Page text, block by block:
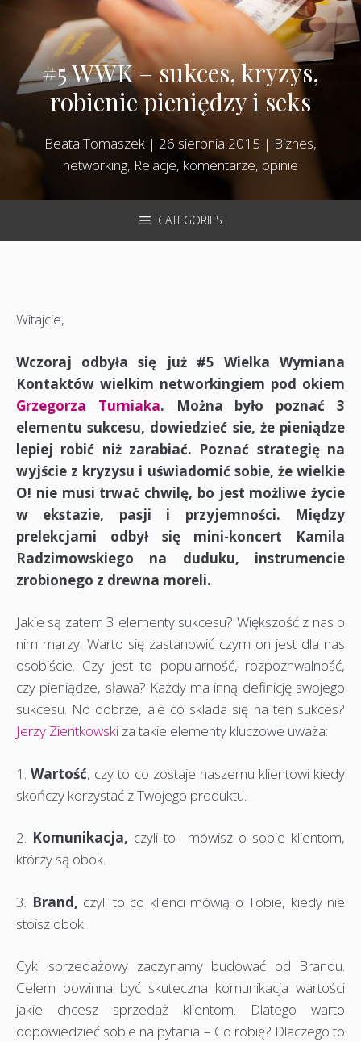
#5 WWK – sukces, kryzys,
robienie pieniędzy i seks
Beata Tomaszek | 26 sierpnia 2015 | Biznes,
networking, Relacje, komentarze, opinie
CATEGORIES
Witajcie,
Wczoraj odbyła się już #5 Wielka Wymiana
Kontaktów wielkim networkingiem pod okiem
Grzegorza Turniaka. Można było poznać 3
elementu sukcesu, dowiedzieć sie, że pieniądze
lepiej robić niż zarabiać. Poznać strategię na
wyjście z kryzysu i uświadomić sobie, że wielkie
O! nie musi trwać chwilę, bo jest możliwe życie
w ekstazie, pasji i przyjemności. Między
prelekcjami odbył się mini-koncert Kamila
Radzimowskiego na duduku, instrumencie
zrobionego z drewna moreli.
Jakie są zatem 3 elementy sukcesu? Większość z nas o
nim marzy. Warto się zastanowić czym on jest dla nas
osobiście. Czy jest to popularność, rozpoznwalność,
czy pieniądze, sława? Każdy ma inną definicję swojego
sukcesu. No dobrze, ale co sklada się na ten sukces?
Jerzy Zientkowski za takie elementy kluczowe uważa:
1.Wartość, czy to co zostaje naszemu klientowi kiedy
skończy korzystać z Twojego produktu.
2. Komunikacja, czyli to mówisz o sobie klientom,
którzy są obok.
3. Brand, czyli to co klienci mówią o Tobie, kiedy nie
stoisz obok.
Cykl sprzedażowy zaczynamy budować od Brandu.
Celem powinna być skuteczna komunikacja wartości
jakie chcesz sprzedaż klientom. Dlatego warto
odpowiedzieć sobie na pytania – Co robię? Dlaczego to